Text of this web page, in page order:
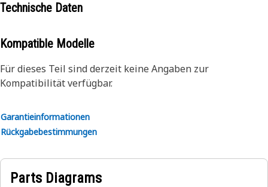
Technische Daten
Kompatible Modelle
Für dieses Teil sind derzeit keine Angaben zur
Kompatibilität verfügbar.
Garantieinformationen
Rückgabebestimmungen
Parts Diagrams